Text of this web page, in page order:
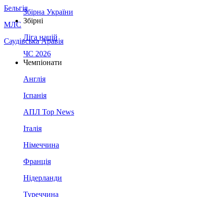
Бельгія
МЛС
Саудівська Аравія
Збірна України
Збірні
Ліга націй
ЧС 2026
Чемпіонати
Англія
Іспанія
АПЛ Top News
Італія
Німеччина
Франція
Нідерланди
Туреччина